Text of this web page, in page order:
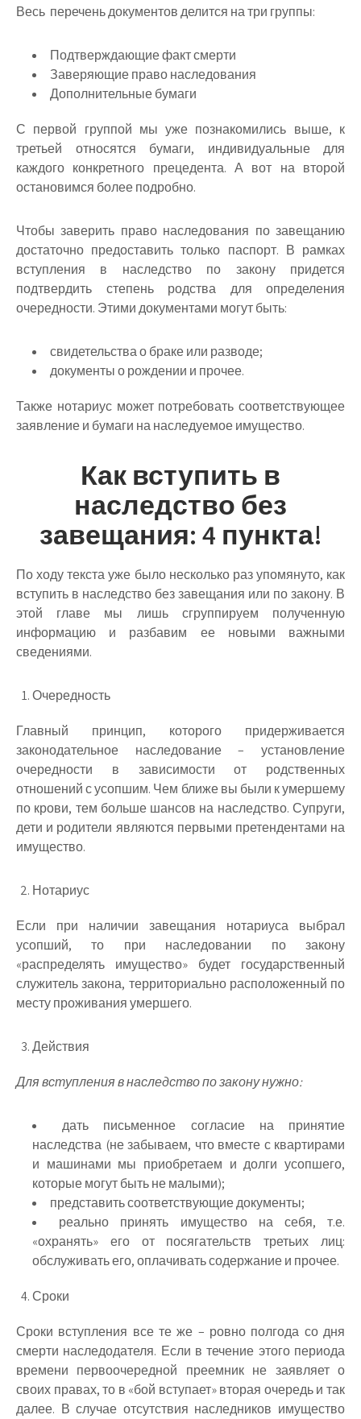
Весь перечень документов делится на три группы:
Подтверждающие факт смерти
Заверяющие право наследования
Дополнительные бумаги
С первой группой мы уже познакомились выше, к
третьей относятся бумаги, индивидуальные для
каждого конкретного прецедента. А вот на второй
остановимся более подробно.
Чтобы заверить право наследования по завещанию
достаточно предоставить только паспорт. В рамках
вступления в наследство по закону придется
подтвердить степень родства для определения
очередности. Этими документами могут быть:
свидетельства о браке или разводе;
документы о рождении и прочее.
Также нотариус может потребовать соответствующее
заявление и бумаги на наследуемое имущество.
Как вступить в
наследство без
завещания: 4 пункта!
По ходу текста уже было несколько раз упомянуто, как
вступить в наследство без завещания или по закону. В
этой главе мы лишь сгруппируем полученную
информацию и разбавим ее новыми важными
сведениями.
Очередность
Главный принцип, которого придерживается
законодательное наследование – установление
очередности в зависимости от родственных
отношений с усопшим. Чем ближе вы были к умершему
по крови, тем больше шансов на наследство. Супруги,
дети и родители являются первыми претендентами на
имущество.
Нотариус
Если при наличии завещания нотариуса выбрал
усопший, то при наследовании по закону
«распределять имущество» будет государственный
служитель закона, территориально расположенный по
месту проживания умершего.
Действия
Для вступления в наследство по закону нужно:
дать письменное согласие на принятие
наследства (не забываем, что вместе с квартирами
и машинами мы приобретаем и долги усопшего,
которые могут быть не малыми);
представить соответствующие документы;
реально принять имущество на себя, т.е.
«охранять» его от посягательств третьих лиц:
обслуживать его, оплачивать содержание и прочее.
Сроки
Сроки вступления все те же – ровно полгода со дня
смерти наследодателя. Если в течение этого периода
времени первоочередной преемник не заявляет о
своих правах, то в «бой вступает» вторая очередь и так
далее. В случае отсутствия наследников имущество